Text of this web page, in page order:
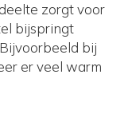
zorgt voor
bijspringt
bij
er veel warm